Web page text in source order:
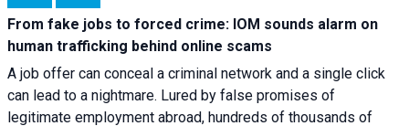
From fake jobs to forced crime: IOM sounds alarm on
human trafficking behind online scams
A job offer can conceal a criminal network and a single click
can lead to a nightmare. Lured by false promises of
legitimate employment abroad, hundreds of thousands of